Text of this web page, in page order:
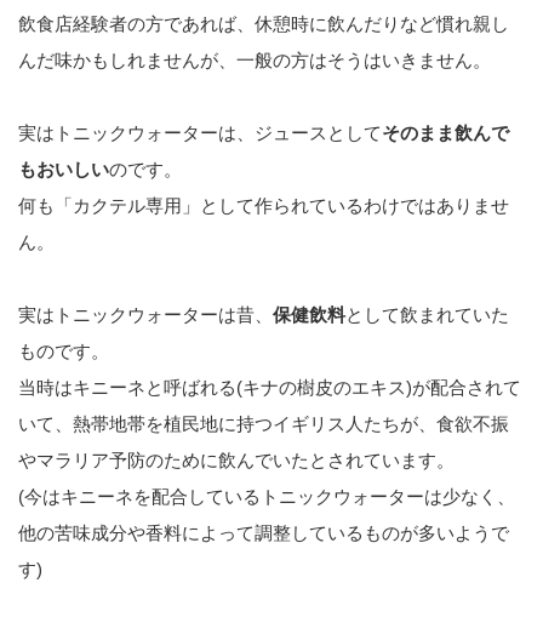
飲食店経験者の方であれば、休憩時に飲んだりなど慣れ親し
んだ味かもしれませんが、一般の方はそうはいきません。
実はトニックウォーターは、ジュースとしてそのまま飲んで
もおいしいのです。
何も「カクテル専用」として作られているわけではありませ
ん。
実はトニックウォーターは昔、 保健飲料として飲まれていた
ものです。
当時はキニーネと呼ばれる(キナの樹皮のエキス)が配合されて
いて、熱帯地帯を植民地に持つイギリス人たちが、食欲不振
やマラリア予防のために飲んでいたとされています。
(今はキニーネを配合しているトニックウォーターは少なく、
他の苦味成分や香料によって調整しているものが多いようで
す)